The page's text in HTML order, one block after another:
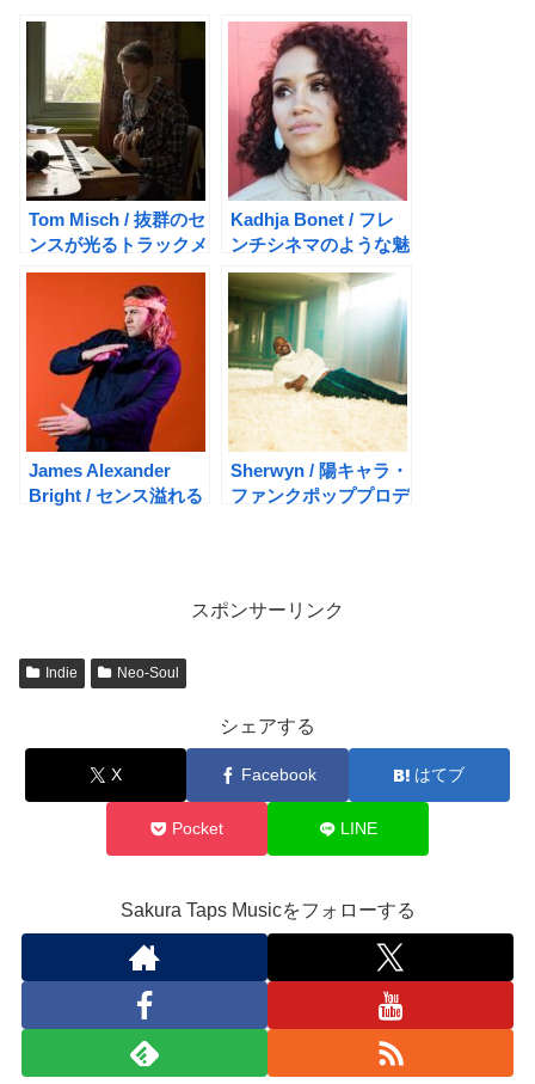
Tom Misch / 抜群のセ
ンスが光るトラックメ
イカー
Kadhja Bonet / フレ
ンチシネマのような魅
惑の音楽世界
James Alexander
Bright / センス溢れる
Sherwyn / 陽キャラ・
ファンクポッププロデ
スポンサーリンク
Indie Neo-Soul
シェアする
X Facebook はてブ
Pocket LINE
Sakura Taps Musicをフォローする